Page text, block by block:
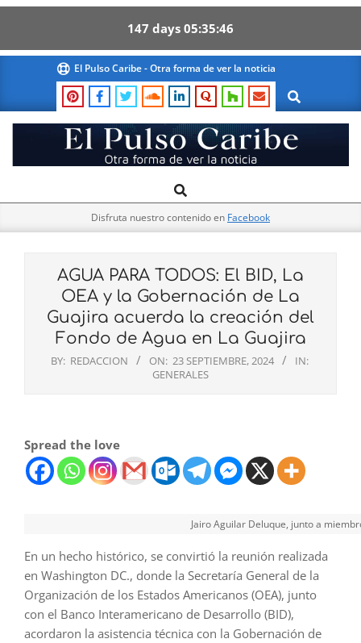
147 days 05 35 45
content
El Pulso Caribe - Otra forma de ver la noticia
Search
El
Pulso
Navigation
Search
Disfruta nuestro contenido en Facebook
AGUA PARA TODOS: El BID, La
OEA y la Gobernación de La
Guajira acuerda la creación del
Fondo de Agua en La Guajira
BY: REDACCION ON: 23 SEPTIEMBRE, 2024
IN:
GENERALES
Spread the love
Jairo Aguilar Deluque, junto a
En un hecho histórico, se convirtió la reunión realizada
en Washington DC., donde la Secretaría General de la
Organización de los Estados Americanos (OEA), junto
con el Banco Interamericano de Desarrollo (BID),
acordaron la asistencia técnica con la Gobernación de